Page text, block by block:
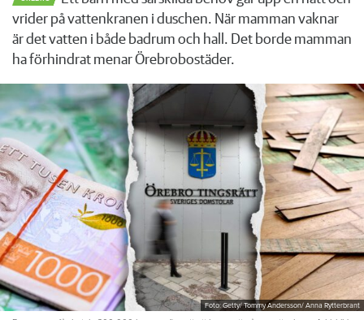
vrider på vattenkranen i duschen. När mamman vaknar
är det vatten i både badrum och hall. Det borde mamman
ha förhindrat menar Örebrobostäder.
Foto: Getty/ Tommy Andersson/ Anna Rytterbrant